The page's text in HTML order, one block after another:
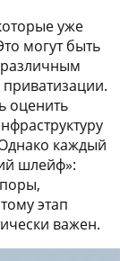
уже
могут быть
различным
оценить
каждый
шлейф»:
этап
важен.